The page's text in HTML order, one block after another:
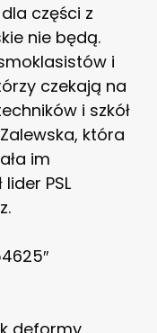
części z
nie będą.
i
czekają na
i szkół
która
im
PSL